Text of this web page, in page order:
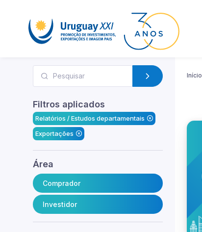
Filtros aplicados
Relatórios / Estudos departamentais
Exportações
Área
Comprador
Investidor
Início